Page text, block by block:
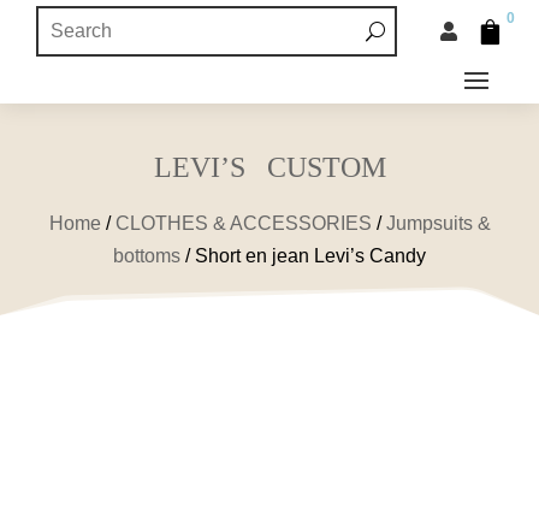
 
0
LEVI’S CUSTOM
Home / CLOTHES & ACCESSORIES /Jumpsuits &
bottoms / Short en jean Levi’s Candy